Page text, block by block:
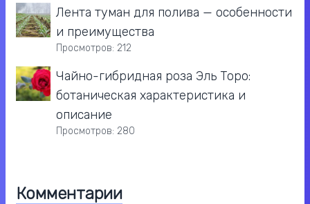
Лента туман для полива — особенности
и преимущества
Просмотров: 212
Чайно-гибридная роза Эль Торо:
ботаническая характеристика и
описание
Просмотров: 280
Комментарии